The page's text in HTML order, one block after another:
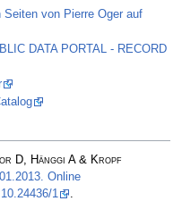
Seiten von Pierre Oger auf
DATA PORTAL - RECORD
D, Hänggi A & Kropf
Online
10.24436/1